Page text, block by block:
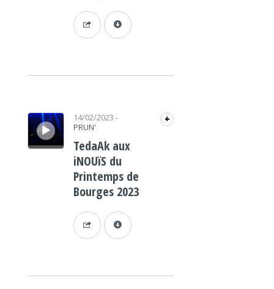
Lecteur audio 14/02/2023 -
PRUN'
+
TedaAk aux
iNOUïS du
Printemps de
Bourges 2023